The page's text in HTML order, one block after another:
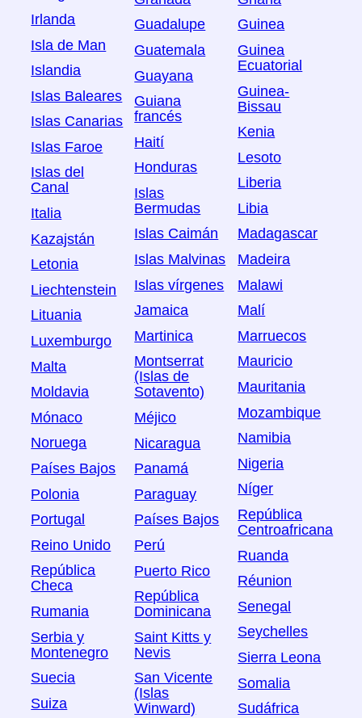
Irlanda
Isla de Man
Islandia
Islas Baleares
Islas Canarias
Islas Faroe
Islas del
Canal
Italia
Kazajstán
Letonia
Liechtenstein
Lituania
Luxemburgo
Malta
Moldavia
Mónaco
Noruega
Países Bajos
Polonia
Portugal
Reino Unido
República
Checa
Rumania
Serbia y
Montenegro
Suecia
Suiza
Guadalupe
Guatemala
Guayana
Guiana
francés
Haití
Honduras
Islas
Bermudas
Islas Caimán
Islas Malvinas
Islas vírgenes
Jamaica
Martinica
Montserrat
(Islas de
Sotavento)
Méjico
Nicaragua
Panamá
Paraguay
Países Bajos
Perú
Puerto Rico
República
Dominicana
Saint Kitts y
Nevis
San Vicente
(Islas
Winward)
Guinea
Guinea
Ecuatorial
Guinea-
Bissau
Kenia
Lesoto
Liberia
Libia
Madagascar
Madeira
Malawi
Malí
Marruecos
Mauricio
Mauritania
Mozambique
Namibia
Nigeria
Níger
República
Centroafricana
Ruanda
Réunion
Senegal
Seychelles
Sierra Leona
Somalia
Sudáfrica